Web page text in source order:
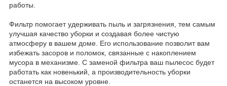
работы.
Фильтр помогает удерживать пыль и загрязнения, тем самым
улучшая качество уборки и создавая более чистую
атмосферу в вашем доме. Его использование позволит вам
избежать засоров и поломок, связанные с накоплением
мусора в механизме. С заменой фильтра ваш пылесос будет
работать как новенький, а производительность уборки
останется на высоком уровне.